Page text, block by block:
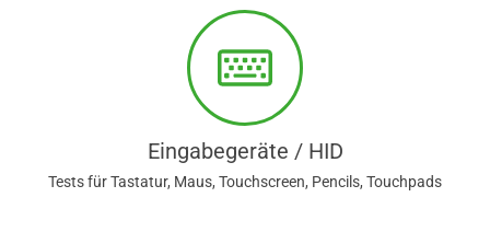
Eingabegeräte / HID
Tests für Tastatur, Maus, Touchscreen, Pencils, Touchpads